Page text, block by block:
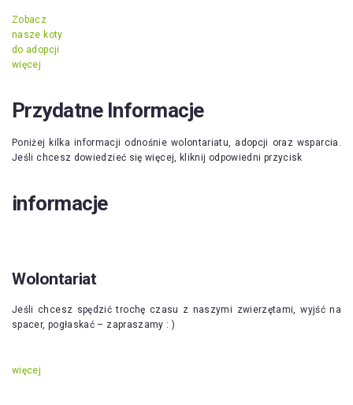
Zobacz
nasze koty
do adopcji
więcej
Przydatne Informacje
Poniżej kilka informacji odnośnie wolontariatu, adopcji oraz wsparcia.
Jeśli chcesz dowiedzieć się więcej, kliknij odpowiedni przycisk
informacje
Wolontariat
Jeśli chcesz spędzić trochę czasu z naszymi zwierzętami, wyjść na
spacer, pogłaskać – zapraszamy : )
więcej